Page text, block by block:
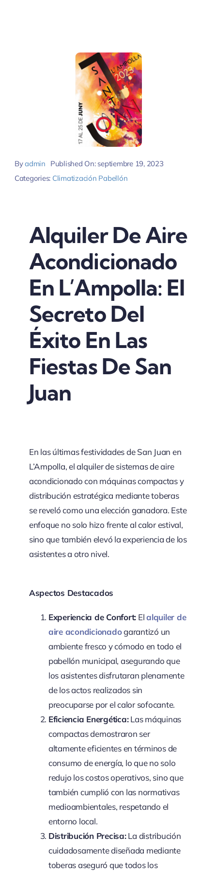
Byadmin
Published On: septiembre 19, 2023
Categories: Climatización Pabellón
Alquiler De Aire
Acondicionado
En L’Ampolla: El
Secreto Del
Éxito En Las
Fiestas De San
Juan
En las últimas festividades de San Juan en
L’Ampolla, el alquiler de sistemas de aire
acondicionado con máquinas compactas y
distribución estratégica mediante toberas
se reveló como una elección ganadora. Este
enfoque no solo hizo frente al calor estival,
sino que también elevó la experiencia de los
asistentes a otro nivel.
Aspectos Destacados
Experiencia de Confort: Elalquiler de
aire acondicionadogarantizó un
ambiente fresco y cómodo en todo el
pabellón municipal, asegurando que
los asistentes disfrutaran plenamente
de los actos realizados sin
preocuparse por el calor sofocante.
Eficiencia Energética:Las máquinas
compactas demostraron ser
altamente eficientes en términos de
consumo de energía, lo que no solo
redujo los costos operativos, sino que
también cumplió con las normativas
medioambientales, respetando el
entorno local.
Distribución Precisa:La distribución
cuidadosamente diseñada mediante
toberas aseguró que todos los